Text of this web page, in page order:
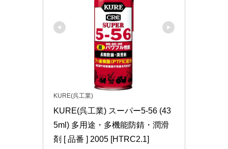
KURE(呉工業)
KURE(呉工業) スーパー5-56 (43
5ml) 多用途・多機能防錆・潤滑
剤 [ 品番 ] 2005 [HTRC2.1]